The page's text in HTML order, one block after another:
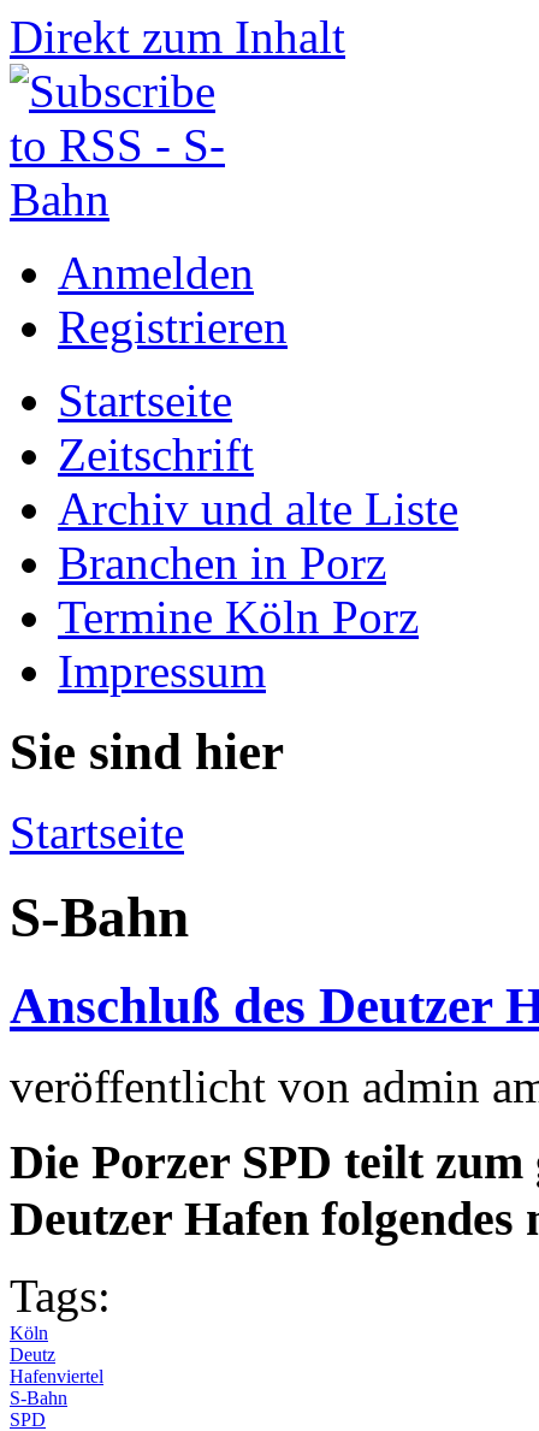
Direkt zum Inhalt
Anmelden
Registrieren
Startseite
Zeitschrift
Archiv und alte Liste
Branchen in Porz
Termine Köln Porz
Impressum
Sie sind hier
Startseite
S-Bahn
Anschluß des Deutzer
veröffentlicht von admin
Die Porzer SPD teilt
Deutzer Hafen folgendes
Tags:
Köln
Deutz
Hafenviertel
S-Bahn
SPD